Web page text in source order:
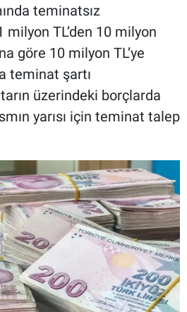
teminatsız
milyon TL’den 10 milyon
göre 10 milyon TL’ye
teminat şartı
üzerindeki borçlarda
yarısı için teminat talep